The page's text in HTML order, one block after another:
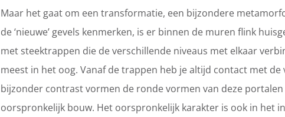
Maar het gaat om een transformatie, een bijzondere
de ‘nieuwe’ gevels kenmerken, is er binnen de muren flink
met steektrappen die de verschillende niveaus met elkaar
meest in het oog. Vanaf de trappen heb je altijd contact met
bijzonder contrast vormen de ronde vormen van deze
oorspronkelijk bouw. Het oorspronkelijk karakter is ook in het